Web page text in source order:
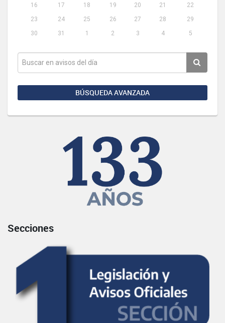
16
17 18 19 20 21
22
23
24 25 26 27 28
29
30
31 1 2 3 4 5
BÚSQUEDA AVANZADA
Secciones